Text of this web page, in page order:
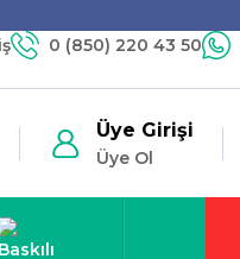
0 (850) 220 43 50
Üye Girişi
Üye Ol